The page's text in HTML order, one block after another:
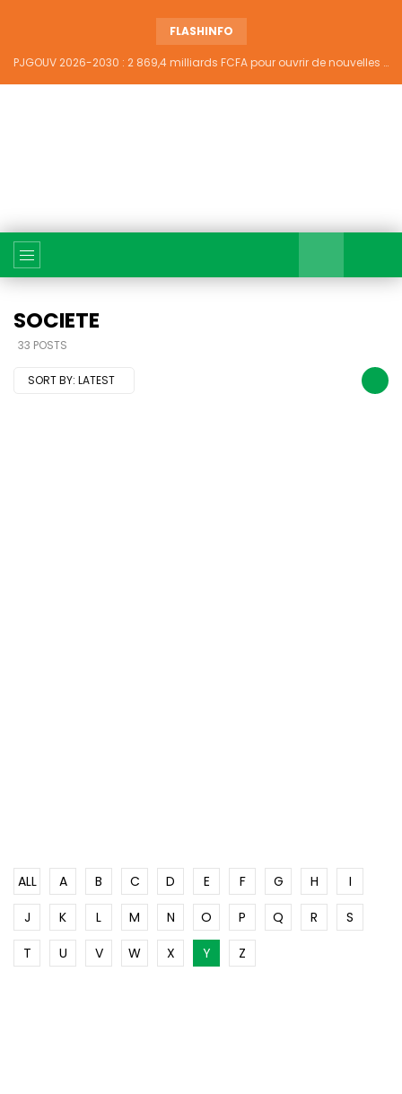
FLASHINFO
PJGOUV 2026-2030 : 2 869,4 milliards FCFA pour ouvrir de nouvelles perspectives à plus de 5,2 millions de jeunes ivoiriens
SOCIETE
33 POSTS
SORT BY: LATEST
ALL A B C D E F G H
I
J
K L M N O P Q R
S
T
U V W X Y Z